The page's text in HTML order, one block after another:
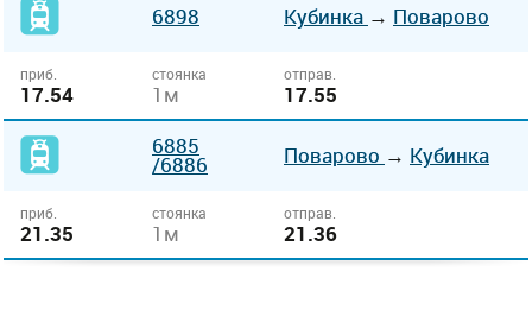
6898 Кубинка → Поварово
приб.
17.54
стоянка
1м
отправ.
17.55
6885
/6886 Поварово → Кубинка
приб.
21.35
стоянка
1м
отправ.
21.36